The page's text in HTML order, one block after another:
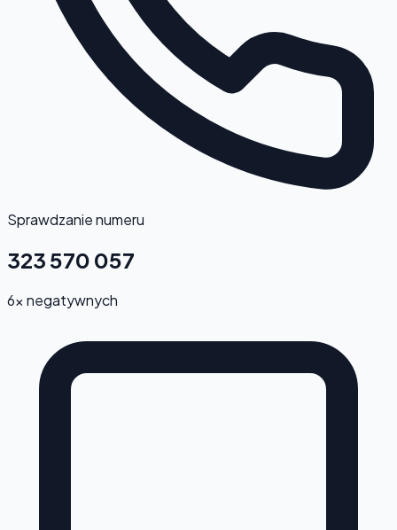
Sprawdzanie numeru
323 570 057
6x negatywnych